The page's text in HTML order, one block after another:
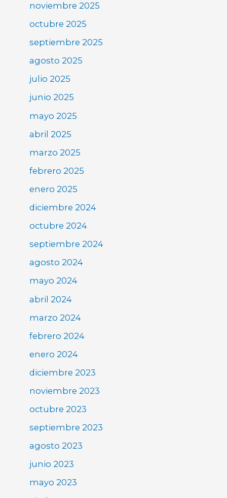
noviembre 2025
octubre 2025
septiembre 2025
agosto 2025
julio 2025
junio 2025
mayo 2025
abril 2025
marzo 2025
febrero 2025
enero 2025
diciembre 2024
octubre 2024
septiembre 2024
agosto 2024
mayo 2024
abril 2024
marzo 2024
febrero 2024
enero 2024
diciembre 2023
noviembre 2023
octubre 2023
septiembre 2023
agosto 2023
junio 2023
mayo 2023